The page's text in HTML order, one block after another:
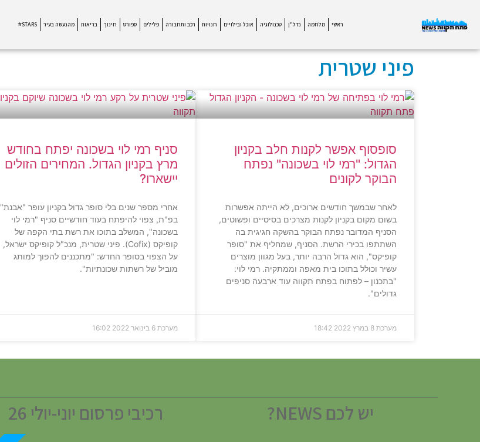
ראשי מלחמה נדל"ן טכנולוגיה אוכל ובילויים חנויות רכב ותחבורה פלילים ספורט חינוך בריאות מהנעשה בעיר STARS⭐
פיני שטרית
סופסוף אפשר לקנות חלב בקניון
הגדול: "רמי לוי בשכונה" נפתח
הבוקר לקונים
לאחר שבמשך חודשים ארוכים, לא הייתה אפשרות
בשום מקום בקניון לקנות מצרכים בסיסיים ופשוטים,
הסניף המדובר נפתח הבוקר בהשקה חגיגית בה
השתתפו בכירי הרשת. הסניף, שמחליף את "סופר
קופיקס", הוא גדול הרבה יותר, בעל מגוון מוצרים
עשיר וכולל בתוכו בית מאפה וממתקיה. רמי לוי:
"בתכנון – לפתוח בפתח תקווה עוד ארבעה סניפים
גדולים".
מערכת 8 במרץ 2022 18:42
סניף רמי לוי בשכונה יפתח בחודש
מרץ בקניון הגדול. המחירים הזולים
יישארו?
אחרי מספר שנים בלי סופר גדול בקניון עופר "אבנת"
בפ"ת, צפוי להיפתח בעוד חודשיים סניף "רמי לוי
בשכונה", המשלב בתוכו את רשת בתי הקפה של
קופיקס (Cofix). פיני שטרית, מנכ"ל קופיקס ישראל,
על הצפוי בסופר החדש: "מתכננים להפוך למותג
מוביל של רשתות שכונתיות".
מערכת6 בינואר 2022 16:02
יש לכם NEWS? רכיבי פרסום יוני-יולי 26